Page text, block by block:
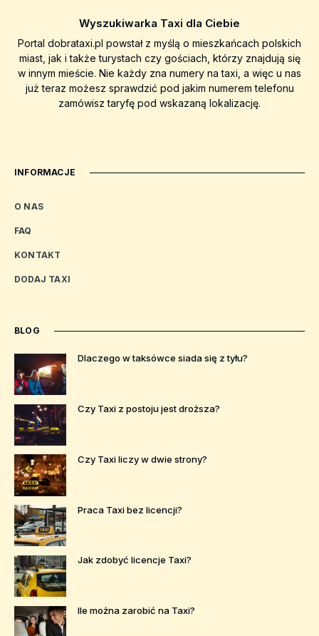
Wyszukiwarka Taxi dla Ciebie
Portal dobrataxi.pl powstał z myślą o mieszkańcach polskich
miast, jak i także turystach czy gościach, którzy znajdują się
w innym mieście. Nie każdy zna numery na taxi, a więc u nas
już teraz możesz sprawdzić pod jakim numerem telefonu
zamówisz taryfę pod wskazaną lokalizację.
INFORMACJE
O NAS
FAQ
KONTAKT
DODAJ TAXI
BLOG
Dlaczego w taksówce siada się z tyłu?
Czy Taxi z postoju jest droższa?
Czy Taxi liczy w dwie strony?
Praca Taxi bez licencji?
Jak zdobyć licencje Taxi?
Ile można zarobić na Taxi?